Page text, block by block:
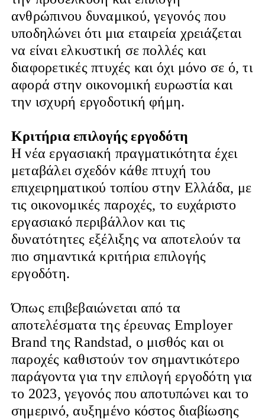
ανθρώπινου δυναμικού, γεγονός που
υποδηλώνει ότι μια εταιρεία χρειάζεται
να είναι ελκυστική σε πολλές και
διαφορετικές πτυχές και όχι μόνο σε ό, τι
αφορά στην οικονομική ευρωστία και
την ισχυρή εργοδοτική φήμη.
Κριτήρια επιλογής εργοδότη
Η νέα εργασιακή πραγματικότητα έχει
μεταβάλει σχεδόν κάθε πτυχή του
επιχειρηματικού τοπίου στην Ελλάδα, με
τις οικονομικές παροχές, το ευχάριστο
εργασιακό περιβάλλον και τις
δυνατότητες εξέλιξης να αποτελούν τα
πιο σημαντικά κριτήρια επιλογής
εργοδότη.
Όπως επιβεβαιώνεται από τα
αποτελέσματα της έρευνας Employer
Brand της Randstad, ο μισθός και οι
παροχές καθιστούν τον σημαντικότερο
παράγοντα για την επιλογή εργοδότη για
το 2023, γεγονός που αποτυπώνει και το
σημερινό, αυξημένο κόστος διαβίωσης